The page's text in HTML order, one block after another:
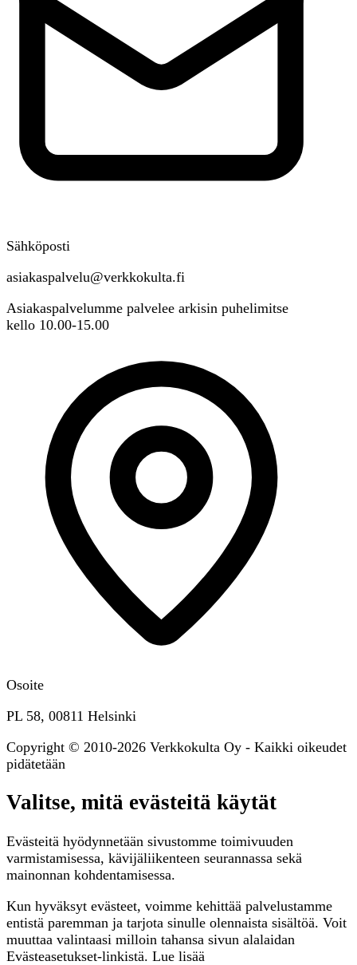
Sähköposti
asiakaspalvelu@verkkokulta.fi
Asiakaspalvelumme palvelee arkisin puhelimitse
kello 10.00-15.00
Osoite
PL 58, 00811 Helsinki
Copyright © 2010-2026 Verkkokulta Oy - Kaikki oikeudet
pidätetään
Valitse, mitä evästeitä käytät
Evästeitä hyödynnetään sivustomme toimivuuden
varmistamisessa, kävijäliikenteen seurannassa sekä
mainonnan kohdentamisessa.
Kun hyväksyt evästeet, voimme kehittää palvelustamme
entistä paremman ja tarjota sinulle olennaista sisältöä. Voit
muuttaa valintaasi milloin tahansa sivun alalaidan
Evästeasetukset-linkistä. Lue lisää